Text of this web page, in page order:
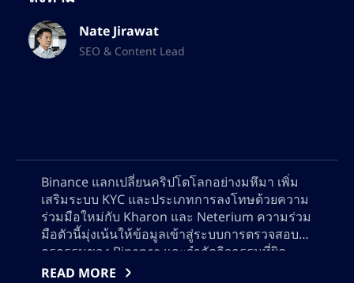
Nate Jirawat
SEO & Content Lead
Binance แลกเปลี่ยนคริปโตโลกอย่างมหึมา เพิ่ม
เสริมระบบ KYC และประเภทการลงโทษด้วยความ
ร่วมมือใหม่กับ Kharon และ Neterium ความร่วม
มือตัวนี้มุ่งเน้นให้ข้อมูลเข้าสู่ระบบการตรวจสอบ
ธุรกรรมของ Binance และจำกัดกิจกรรมที่ผิด
กฎหมายบนแพลตฟอร์มการแลกเปลี่ยนคริปโตเค
READ MORE